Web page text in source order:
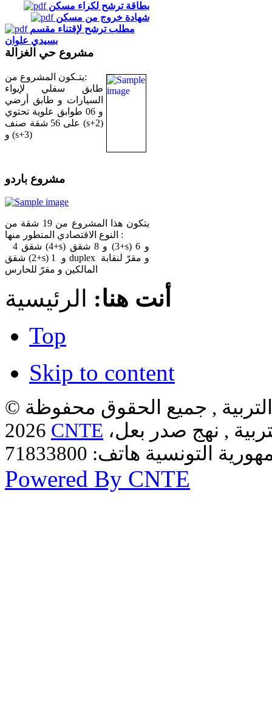
بطاقة ترشح لكراء مسكن
شهادة خروج من مسكن
مطلب ترشح لإقتناء مقسم
بسيدي علوان
مشروع حي الغزالة
يتـكون المشروع من:
طابق سفلي لإيواء
السيارات و طابق أرضي
و 06 طوابق علوية تحتوي
على 56 شقة صنف (s+2)
و (s+3)
مشروع باردو
يتكون هذا المشروع من 19 شقة من
النوع الاقتصادي المتطور منها :
4 شقق (4+s) و 8 شقق (3+s) و 6
شقق (2+s) و 1 duplex و مقرّ لنقابة
المالكين و مقرّ للحارس
أنت هنا:
الرئيسية
Top
Skip to content
, جميع الحقوق محفوظة ©
CNTE , نهج صدر بعل،
Powered By CNTE